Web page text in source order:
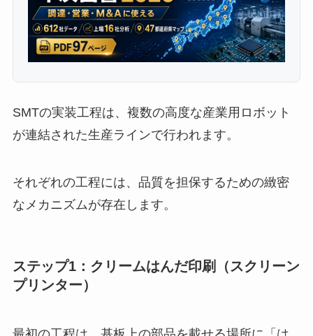
SMTの実装工程は、複数の高度な産業用ロボット
が連結された生産ラインで行われます。
それぞれの工程には、品質を担保するための緻密
なメカニズムが存在します。
ステップ1：クリームはんだ印刷（スクリーン
プリンター）